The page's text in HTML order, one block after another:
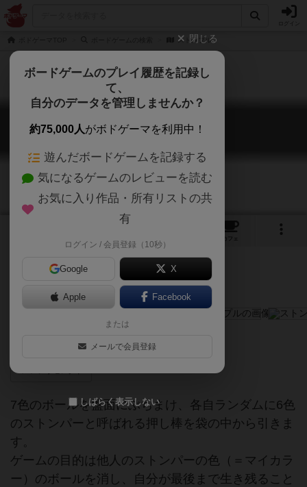
ストンプル
ストンプル
Stomple
カフェ
7色のボールを盤面にぶちまけ、各自ランダムに6色
のストンパーと呼ばれる押し棒を袋の中から引きま
す。
ゲームの目的は他人のストンパーの色（＝マイカラ
ー）のボールを消し、自分が最後まで生き残ること
閉じる
ボードゲームのプレイ履歴を記録し
て、
自分のデータを管理しませんか？
約75,000人がボドゲーマを利用中！
遊んだボードゲームを記録する
気になるゲームのレビューを読む
お気に入り作品・所有リストの共
有
ログイン / 会員登録（10秒）
Google X
Apple Facebook
または
メールで会員登録
しばらく表示しない